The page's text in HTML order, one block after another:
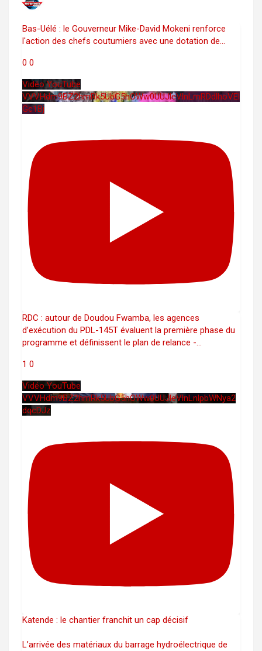
Bas-Uélé : le Gouverneur Mike-David Mokeni renforce
l'action des chefs coutumiers avec une dotation de...
0 0
Vidéo YouTube
VVVHdm9BZ2hmRk5UbG5hOWw0UUJleVlnLmRDdlhoVEl
Gc1Bj
RDC : autour de Doudou Fwamba, les agences
d’exécution du PDL-145T évaluent la première phase du
programme et définissent le plan de relance -...
1 0
Vidéo YouTube
VVVHdm9BZ2hmRk5UbG5hOWw0UUJleVlnLnlpbWNya2
dqcDJz
Katende : le chantier franchit un cap décisif
L’arrivée des matériaux du barrage hydroélectrique de